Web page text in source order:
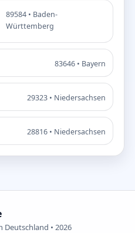
89584 • Baden-
Württemberg
83646 • Bayern
29323 • Niedersachsen
28816 • Niedersachsen
Deutschland • 2026